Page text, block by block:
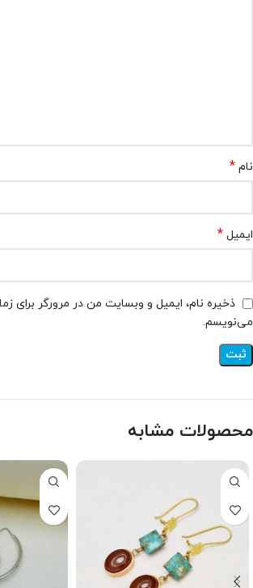
نام *
ایمیل *
ذخیره نام، ایمیل و وبسایت من در مرورگر برای
می‌نویسم.
محصولات مشابه